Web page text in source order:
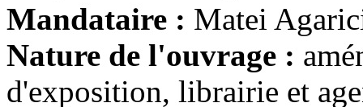
Mandataire : Matei
Nature de l'ouvrage :
d'exposition, librairie et